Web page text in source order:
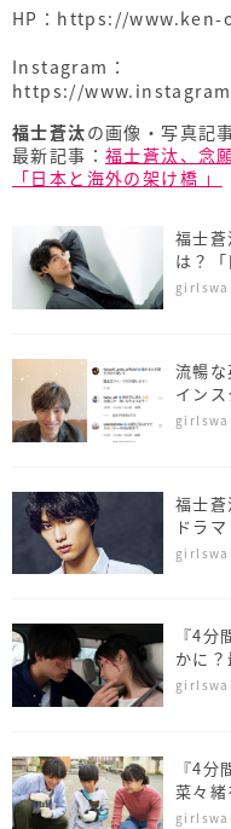
HP： https://
Instagram：
https://
福士蒼汰の画像・写真記
最新記事： 福士蒼汰、念
「日本と海外の架け橋 」
福士
は？「
流暢
イン
福士
ドラ
『4
かに
声
『4分
菜々